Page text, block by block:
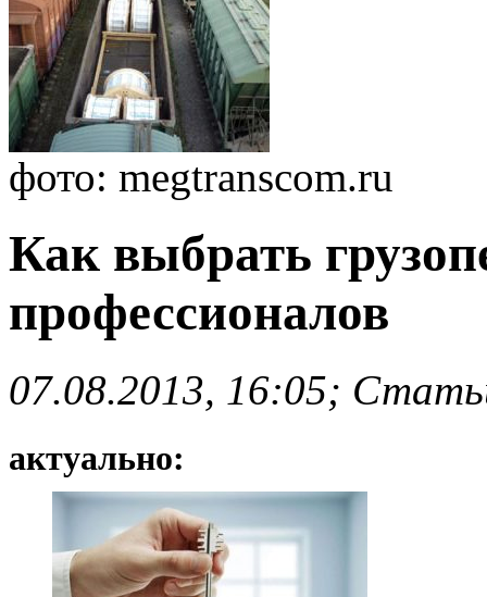
фото: megtranscom.ru
Как выбрать
профессионалов
07.08.2013, 16:05;
актуально: